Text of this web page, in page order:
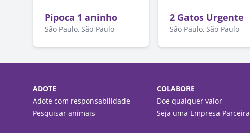
Pipoca 1 aninho
São Paulo, São Paulo
2 Gatos Urgente
São Paulo, São Paulo
ADOTE
Adote com responsabilidade
Pesquisar animais
COLABORE
Doe qualquer valor
Seja uma Empresa Parceira